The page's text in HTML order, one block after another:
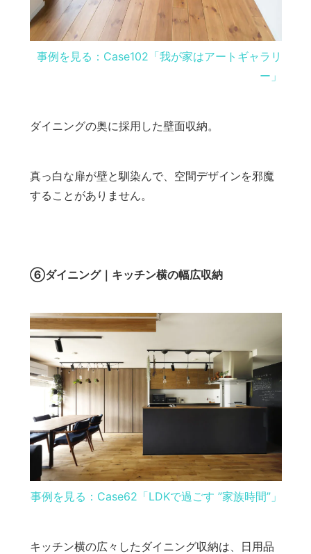
事例を見る：Case102「我が家はアートギャラリ
ー」
ダイニングの奥に採用した壁面収納。
真っ白な扉が壁と馴染んで、空間デザインを邪魔
することがありません。
⑥ダイニング｜キッチン横の幅広収納
事例を見る：Case62「LDKで過ごす ”家族時間”」
キッチン横の広々したダイニング収納は、日用品